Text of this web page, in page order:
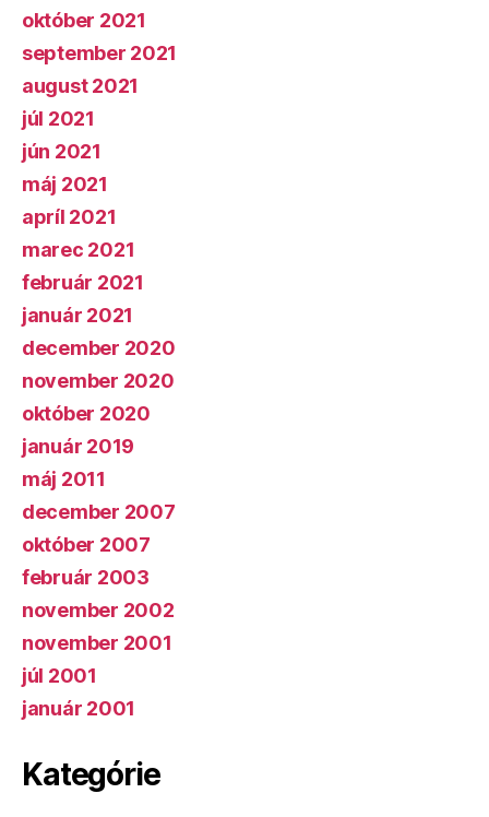
október 2021
september 2021
august 2021
júl 2021
jún 2021
máj 2021
apríl 2021
marec 2021
február 2021
január 2021
december 2020
november 2020
október 2020
január 2019
máj 2011
december 2007
október 2007
február 2003
november 2002
november 2001
júl 2001
január 2001
Kategórie